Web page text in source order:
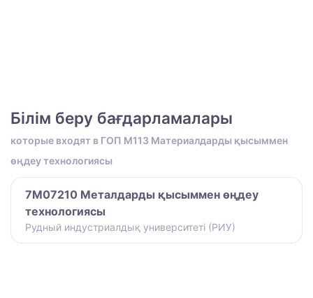
Білім беру бағдарламалары
которые входят в ГОП M113 Материалдарды қысыммен
өңдеу технологиясы
7M07210 Металдарды қысыммен өңдеу
технологиясы
Рудный индустриалдық университеті (РИУ)